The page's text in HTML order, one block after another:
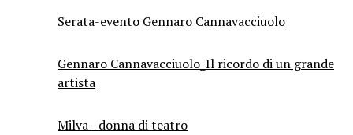
Serata-evento Gennaro Cannavacciuolo
Gennaro Cannavacciuolo_Il ricordo di un grande
artista
Milva - donna di teatro